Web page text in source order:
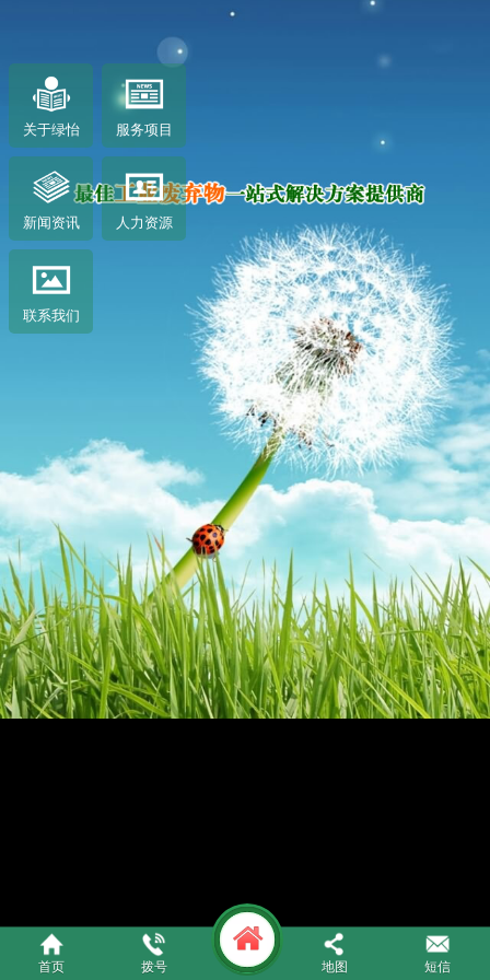
关于绿怡 服务项目
新闻资讯 人力资源
联系我们
Copyright © 吴江市绿怡固废回收处置有限公司
首页 拨号 地图 短信